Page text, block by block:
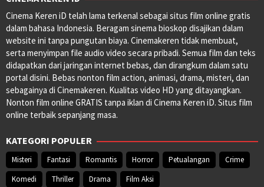
Cinema Keren iD telah lama terkenal sebagai situs film online gratis
dalam bahasa Indonesia. Beragam sinema bioskop disajikan dalam
website ini tanpa pungutan biaya. Cinemakeren tidak membuat,
serta menyimpan file audio video secara pribadi. Semua film dan teks
didapatkan dari jaringan internet bebas, dan dirangkum dalam satu
portal disini. Bebas nonton film action, animasi, drama, misteri, dan
sebagainya di Cinemakeren. Kualitas video HD yang ditayangkan.
Nonton film online GRATIS tanpa iklan di Cinema Keren iD. Situs film
online terbaik sepanjang masa.
KATEGORI POPULER
Misteri Fantasi Romantis Horror Petualangan
Crime
Komedi
Thriller Drama Film Aksi